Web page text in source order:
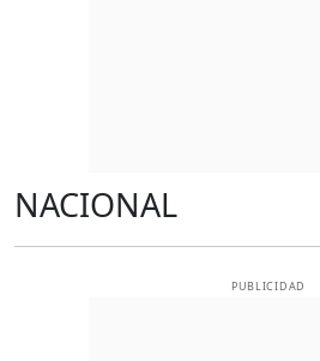
NACIONAL
PUBLICIDAD